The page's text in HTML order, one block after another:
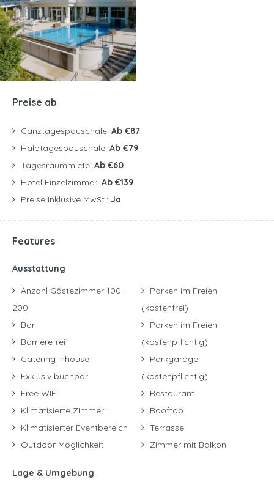
Preise ab
Ganztagespauschale: Ab €87
Halbtagespauschale: Ab €79
Tagesraummiete: Ab €60
Hotel Einzelzimmer: Ab €139
Preise Inklusive MwSt.: Ja
Features
Ausstattung
Anzahl Gästezimmer 100 -
200
Bar
Barrierefrei
Catering Inhouse
Exklusiv buchbar
Free WIFI
Klimatisierte Zimmer
Klimatisierter Eventbereich
Outdoor Möglichkeit
Parken im Freien
(kostenfrei)
Parken im Freien
(kostenpflichtig)
Parkgarage
(kostenpflichtig)
Restaurant
Rooftop
Terrasse
Zimmer mit Balkon
Lage & Umgebung